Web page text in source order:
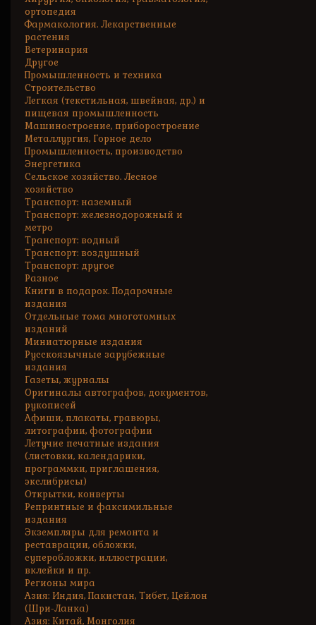
ортопедия
Фармакология. Лекарственные
растения
Ветеринария
Другое
Промышленность и техника
Строительство
Легкая (текстильная, швейная, др.) и
пищевая промышленность
Машиностроение, приборостроение
Металлургия, Горное дело
Промышленность, производство
Энергетика
Сельское хозяйство. Лесное
хозяйство
Транспорт: наземный
Транспорт: железнодорожный и
метро
Транспорт: водный
Транспорт: воздушный
Транспорт: другое
Разное
Книги в подарок. Подарочные
издания
Отдельные тома многотомных
изданий
Миниатюрные издания
Русскоязычные зарубежные
издания
Газеты, журналы
Оригиналы автографов, документов,
рукописей
Афиши, плакаты, гравюры,
литографии, фотографии
Летучие печатные издания
(листовки, календарики,
программки, приглашения,
экслибрисы)
Открытки, конверты
Репринтные и факсимильные
издания
Экземпляры для ремонта и
реставрации, обложки,
суперобложки, иллюстрации,
вклейки и пр.
Регионы мира
Азия: Индия, Пакистан, Тибет, Цейлон
(Шри-Ланка)
Азия: Китай, Монголия